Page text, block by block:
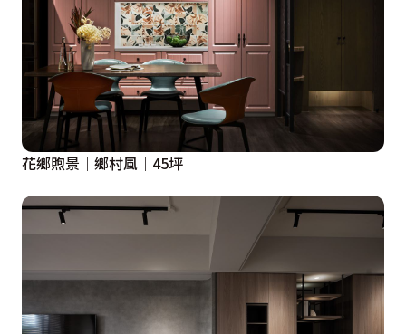
花鄉煦景｜鄉村風｜45坪